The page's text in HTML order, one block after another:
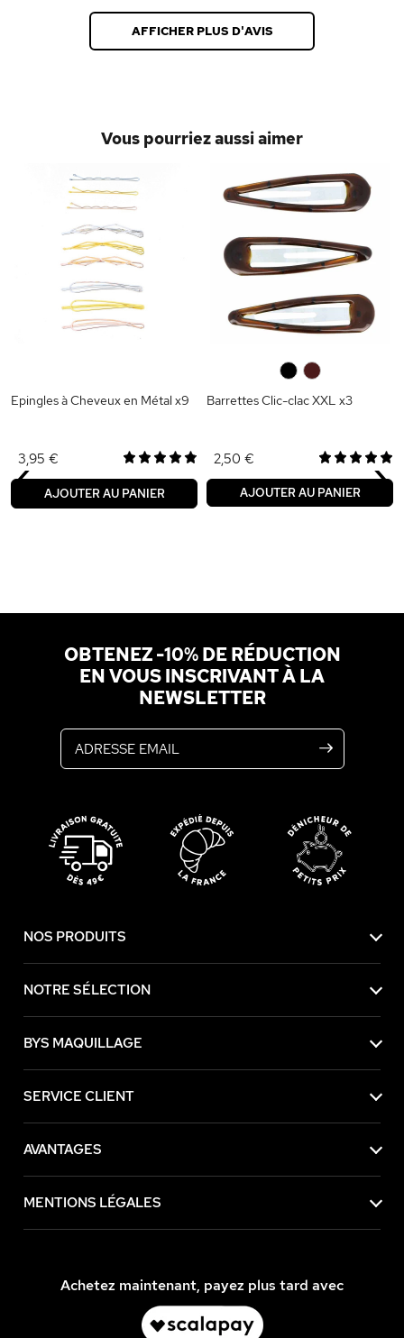
AFFICHER PLUS D'AVIS
Vous pourriez aussi aimer
Epingles à Cheveux en Métal x9
3,95 €
AJOUTER AU PANIER
Barrettes Clic-clac XXL x3
2,50 €
AJOUTER AU PANIER
‹ ›
OBTENEZ -10% DE RÉDUCTION
EN VOUS INSCRIVANT À LA
NEWSLETTER
NOS PRODUITS
NOTRE SÉLECTION
BYS MAQUILLAGE
SERVICE CLIENT
AVANTAGES
MENTIONS LÉGALES
Achetez maintenant, payez plus tard avec